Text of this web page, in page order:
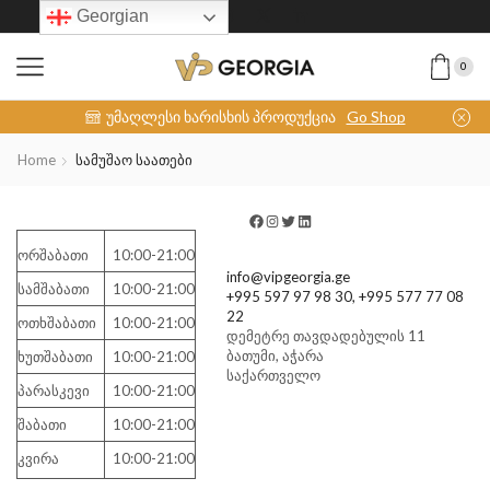
0
უმაღლესი ხარისხის პროდუქცია Go Shop
Home Სამუშაო Საათები
ორშაბათი
10:00-21:00
სამშაბათი
10:00-21:00
ოთხშაბათი
10:00-21:00
ხუთშაბათი
10:00-21:00
პარასკევი
10:00-21:00
შაბათი
10:00-21:00
კვირა
10:00-21:00
info@vipgeorgia.ge
+995 597 97 98 30, +995 577 77 08
22
დემეტრე თავდადებულის 11
ბათუმი, აჭარა
საქართველო
Georgian